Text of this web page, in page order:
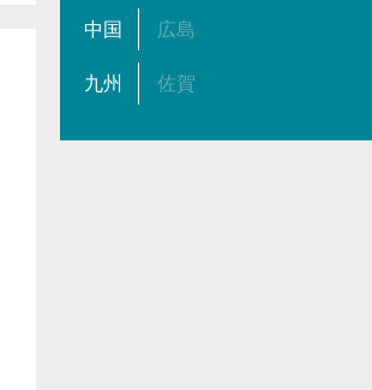
中国 広島
九州 佐賀